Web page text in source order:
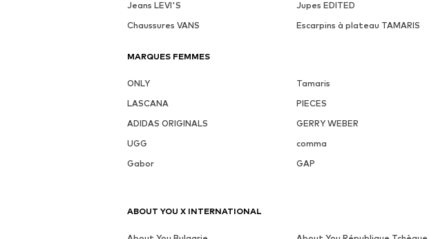
Jeans LEVI'S
Jupes EDITED
Chaussures VANS
Escarpins à plateau TAMARIS
MARQUES FEMMES
ONLY Tamaris
LASCANA
PIECES
ADIDAS ORIGINALS
GERRY WEBER
UGG
comma
Gabor
GAP
ABOUT YOU X INTERNATIONAL